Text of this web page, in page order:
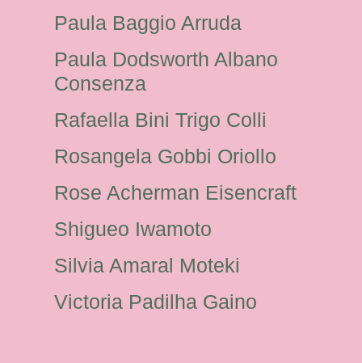
Paula Baggio Arruda
Paula Dodsworth Albano
Consenza
Rafaella Bini Trigo Colli
Rosangela Gobbi Oriollo
Rose Acherman Eisencraft
Shigueo Iwamoto
Silvia Amaral Moteki
Victoria Padilha Gaino